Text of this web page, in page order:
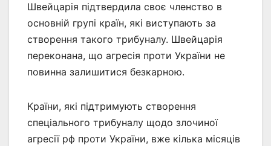
Швейцарія підтвердила своє членство в
основній групі країн, які виступають за
створення такого трибуналу. Швейцарія
переконана, що агресія проти України не
повинна залишитися безкарною.
Країни, які підтримують створення
спеціального трибуналу щодо злочиної
агресії рф проти України, вже кілька місяців